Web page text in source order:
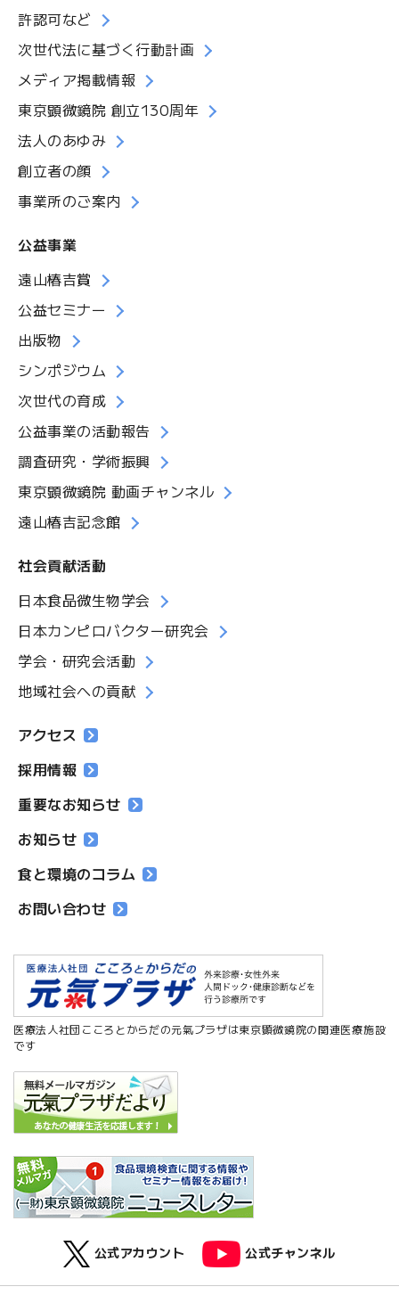
許認可など
次世代法に基づく行動計画
メディア掲載情報
東京顕微鏡院 創立130周年
法人のあゆみ
創立者の顔
事業所のご案内
公益事業
遠山椿吉賞
公益セミナー
出版物
シンポジウム
次世代の育成
公益事業の活動報告
調査研究・学術振興
東京顕微鏡院 動画チャンネル
遠山椿吉記念館
社会貢献活動
日本食品微生物学会
日本カンピロバクター研究会
学会・研究会活動
地域社会への貢献
アクセス
採用情報
重要なお知らせ
お知らせ
食と環境のコラム
お問い合わせ
医療法人社団こころとからだの元氣プラザは東京顕微鏡院の関連医療施設
です
公式アカウント 公式チャンネル